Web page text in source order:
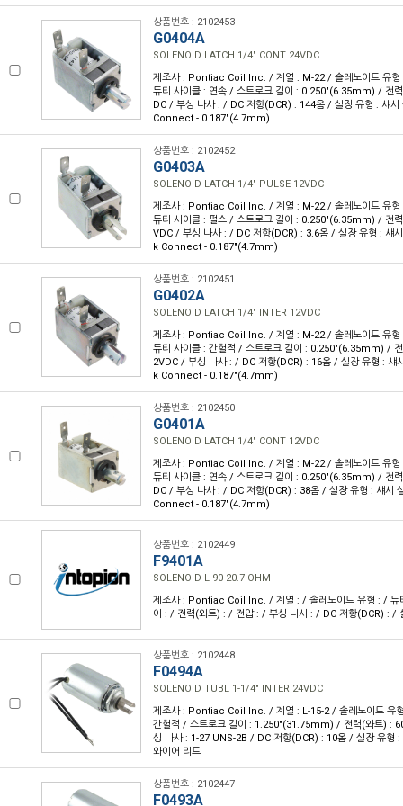
상품번호 : 2102453
G0404A
SOLENOID LATCH 1/4" CONT 24VDC
제조사 : Pontiac Coil Inc. / 계열 : M-22 / 솔레노이드 유형
듀티 사이클 : 연속 / 스트로크 길이 : 0.250"(6.35mm) / 전
DC / 부싱 나사 : / DC 저항(DCR) : 144옴 / 실장 유형 : 섀
Connect - 0.187"(4.7mm)
상품번호 : 2102452
G0403A
SOLENOID LATCH 1/4" PULSE 12VDC
제조사 : Pontiac Coil Inc. / 계열 : M-22 / 솔레노이드 유형
듀티 사이클 : 펄스 / 스트로크 길이 : 0.250"(6.35mm) / 전
VDC / 부싱 나사 : / DC 저항(DCR) : 3.6옴 / 실장 유형 : 섀
k Connect - 0.187"(4.7mm)
상품번호 : 2102451
G0402A
SOLENOID LATCH 1/4" INTER 12VDC
제조사 : Pontiac Coil Inc. / 계열 : M-22 / 솔레노이드 유형
듀티 사이클 : 간헐적 / 스트로크 길이 : 0.250"(6.35mm) /
2VDC / 부싱 나사 : / DC 저항(DCR) : 16옴 / 실장 유형 : 섀
k Connect - 0.187"(4.7mm)
상품번호 : 2102450
G0401A
SOLENOID LATCH 1/4" CONT 12VDC
제조사 : Pontiac Coil Inc. / 계열 : M-22 / 솔레노이드 유형
듀티 사이클 : 연속 / 스트로크 길이 : 0.250"(6.35mm) / 전
DC / 부싱 나사 : / DC 저항(DCR) : 38옴 / 실장 유형 : 섀시
Connect - 0.187"(4.7mm)
상품번호 : 2102449
F9401A
SOLENOID L-90 20.7 OHM
제조사 : Pontiac Coil Inc. / 계열 : / 솔레노이드 유형 : / 듀
이 : / 전력(와트) : / 전압 : / 부싱 나사 : / DC 저항(DCR) : /
상품번호 : 2102448
F0494A
SOLENOID TUBL 1-1/4" INTER 24VDC
제조사 : Pontiac Coil Inc. / 계열 : L-15-2 / 솔레노이드 유
간헐적 / 스트로크 길이 : 1.250"(31.75mm) / 전력(와트) :
싱 나사 : 1-27 UNS-2B / DC 저항(DCR) : 10옴 / 실장 유형 :
와이어 리드
상품번호 : 2102447
F0493A